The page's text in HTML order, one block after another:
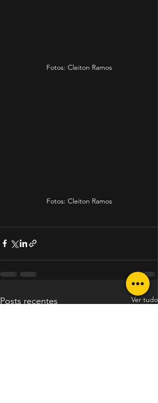
Fotos: Cleiton Ramos
Fotos: Cleiton Ramos
Posts recentes Ver tudo